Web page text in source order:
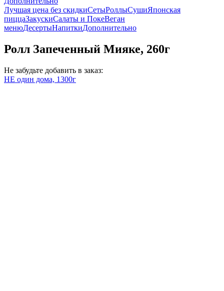
Лучшая цена без скидкиСетыРоллыСушиЯпонская
пиццаЗакускиСалаты и ПокеВеган
менюДесертыНапиткиДополнительно
Ролл Запеченный Мияке, 260г
Не забудьте добавить в заказ:
НЕ один дома, 1300г